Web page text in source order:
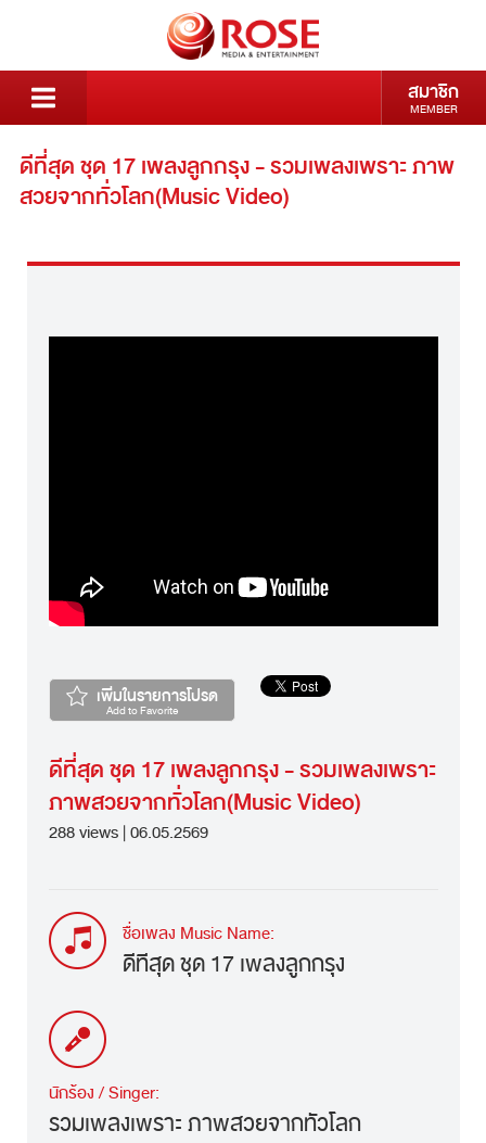
สมาชิก
MEMBER
ดีที่สุด ชุด 17 เพลงลูกกรุง - รวมเพลงเพราะ ภาพ
สวยจากทั่วโลก(Music Video)
เพิ่มในรายการโปรด
Add to Favorite
ดีที่สุด ชุด 17 เพลงลูกกรุง - รวมเพลงเพราะ
ภาพสวยจากทั่วโลก(Music Video)
288 views | 06.05.2569
ชื่อเพลง Music Name:
ดีที่สุด ชุด 17 เพลงลูกกรุง
นักร้อง / Singer:
รวมเพลงเพราะ ภาพสวยจากทั่วโลก